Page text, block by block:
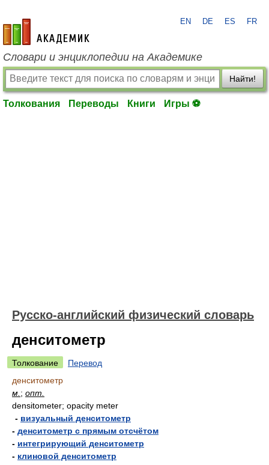
academic.ru
EN DE ES FR
Словари и энциклопедии на Академике
Найти!
Толкования Переводы Книги Игры ⚽
Русско-английский физический словарь
денситометр
Толкование
Перевод
денситометр
м. ; опт.
densitometer; opacity meter
- визуальный денситометр
- денситометр с прямым отсчётом
- интегрирующий денситометр
- клиновой денситометр